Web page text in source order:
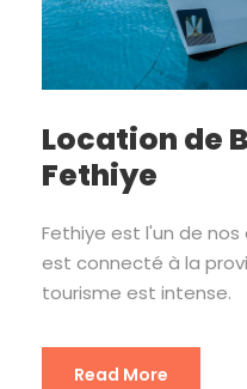
Location de
Fethiye
Fethiye est l'un de
est connecté à la
tourisme est intense.
Read More